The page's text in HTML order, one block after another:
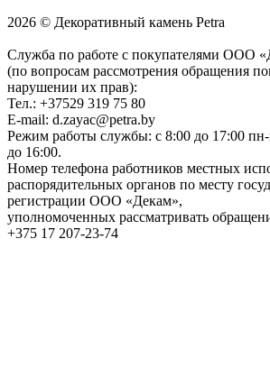
2026 © Декоративный камень Petra
Служба по работе с покупателями ООО
(по вопросам рассмотрения обращения
нарушении их прав):
Тел.: +37529 319 75 80
E-mail: d.zayac@petra.by
Режим работы службы: с 8:00 до 17:00 пн-
до 16:00.
Номер телефона работников местных
распорядительных органов по месту
регистрации ООО «Декам»,
уполномоченных рассматривать
+375 17 207-23-74